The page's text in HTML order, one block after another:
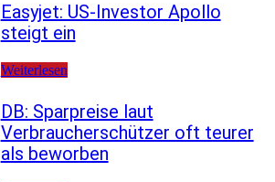
Easyjet: US-Investor Apollo
steigt ein
Weiterlesen
DB: Sparpreise laut
Verbraucherschützer oft teurer
als beworben